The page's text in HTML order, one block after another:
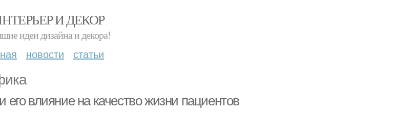
И ДЕКОР
идеи дизайна и декора!
новости статьи
влияние на качество жизни пациентов